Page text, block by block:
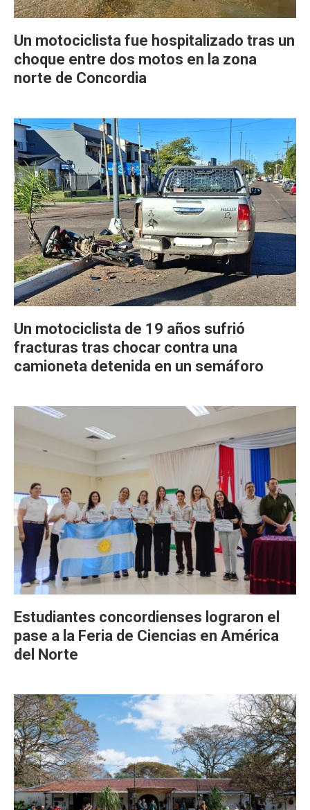
Un motociclista fue hospitalizado tras un
choque entre dos motos en la zona
norte de Concordia
Un motociclista de 19 años sufrió
fracturas tras chocar contra una
camioneta detenida en un semáforo
Estudiantes concordienses lograron el
pase a la Feria de Ciencias en América
del Norte